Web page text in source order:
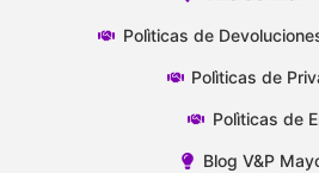
Polìticas de
Polìticas de
Polìticas de
Blog V&P